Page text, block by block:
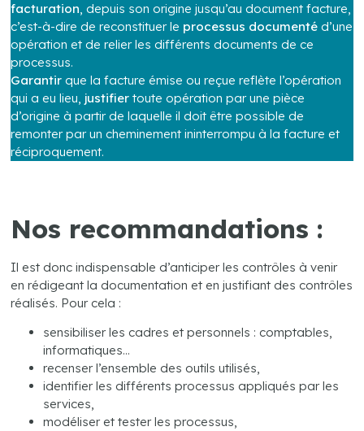
facturation, depuis son origine jusqu’au document facture,
c’est-à-dire de reconstituer le processus documentéd’une
opération et de relier les différents documents de ce
processus.
Garantir que la facture émise ou reçue reflète l’opération
qui a eu lieu, justifiertoute opération par une pièce
d’origine à partir de laquelle il doit être possible de
remonter par un cheminement ininterrompu à la facture et
réciproquement.
Nos recommandations :
Il est donc indispensable d’anticiper les contrôles à venir
en rédigeant la documentation et en justifiant des contrôles
réalisés. Pour cela :
sensibiliser les cadres et personnels : comptables,
informatiques…
recenser l’ensemble des outils utilisés,
identifier les différents processus appliqués par les
services,
modéliser et tester les processus,